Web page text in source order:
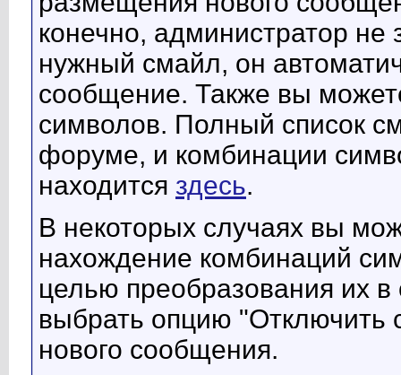
конечно, администратор не
нужный смайл, он
сообщение. Также вы
символов. Полный список
форуме, и комбинации
находится здесь.
В некоторых случаях вы
нахождение комбинаций
целью преобразования их
выбрать опцию "Отключить
нового сообщения.